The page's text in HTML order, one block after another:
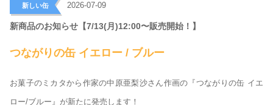
新しい缶 2026-07-09
新商品のお知らせ【7/13(月)12:00〜販売開始！】
つながりの缶 イエロー / ブルー
お菓子のミカタから作家の中原亜梨沙さん作画の『つながりの缶 イエ
ロー/ブルー』が新たに発売します！